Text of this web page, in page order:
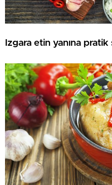
Izgara etin yanına